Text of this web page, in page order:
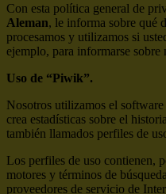
Con esta política general de
Aleman, le informa sobre qué
procesamos y utilizamos si
ejemplo, para informarse
Uso de “Piwik”.
Nosotros utilizamos el
crea estadísticas sobre el
también llamados perfiles de
Los perfiles de uso contienen,
motores y términos de
proveedores de servicio de